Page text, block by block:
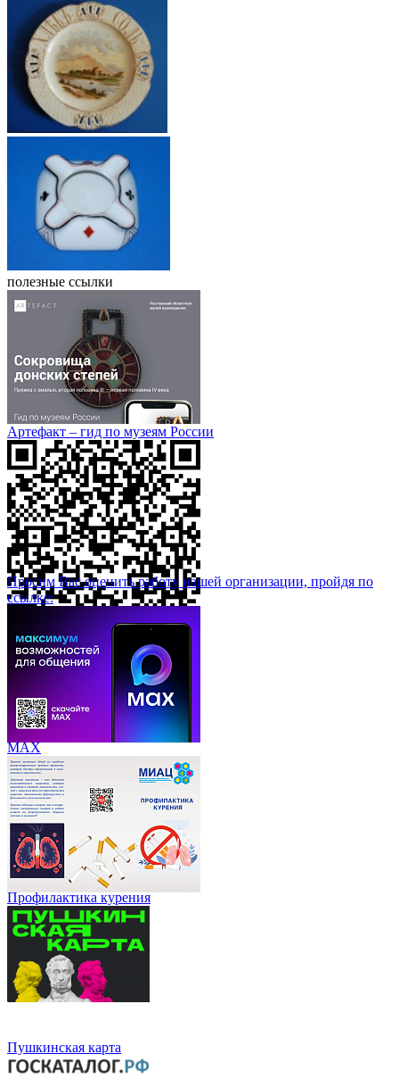
полезные ссылки
Артефакт – гид по музеям России
Просим Вас оценить работу нашей организации, пройдя по
ссылке:
МАХ
Профилактика курения
Пушкинская карта